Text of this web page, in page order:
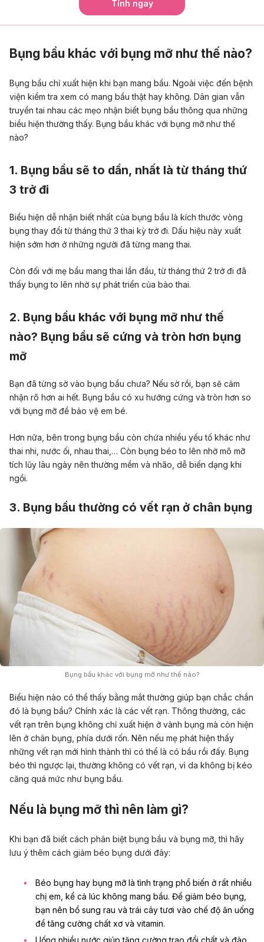
Tính ngay
Bụng bầu khác với bụng mỡ như thế nào?
Bụng bầu chỉ xuất hiện khi bạn mang bầu. Ngoài việc đến bệnh
viện kiểm tra xem có mang bầu thật hay không. Dân gian vẫn
truyền tai nhau các mẹo nhận biết bụng bầu thông qua những
biểu hiện thường thấy. Bụng bầu khác với bụng mỡ như thế
nào?
1. Bụng bầu sẽ to dần, nhất là từ tháng thứ
3 trở đi
Biểu hiện dễ nhận biết nhất của bụng bầu là kích thước vòng
bụng thay đổi từ tháng thứ 3 thai kỳ trở đi. Dấu hiệu này xuất
hiện sớm hơn ở những người đã từng mang thai.
Còn đối với mẹ bầu mang thai lần đầu , từ tháng thứ 2 trở đi đã
thấy bụng to lên nhờ sự phát triển của bào thai.
2. Bụng bầu khác với bụng mỡ như thế
nào? Bụng bầu sẽ cứng và tròn hơn bụng
mỡ
Bạn đã từng sờ vào bụng bầu chưa? Nếu sờ rồi, bạn sẽ cảm
nhận rõ hơn ai hết. Bụng bầu có xu hướng cứng và tròn hơn so
với bụng mỡ để bảo vệ em bé.
Hơn nữa, bên trong bụng bầu còn chứa nhiều yếu tố khác như
thai nhi, nước ối nhau thai ,… Còn bụng béo to lên nhờ mô mỡ
tích lũy lâu ngày nên thường mềm và nhão, dễ biến dạng khi
ngồi.
3. Bụng bầu thường có vết rạn ở chân bụng
Bụng bầu khác với bụng mỡ như thế nào?
Biểu hiện nào có thể thấy bằng mắt thường giúp bạn chắc chắn
đó là bụng bầu? Chính xác là các vết rạn. Thông thường, các
vết rạn trên bụng không chỉ xuất hiện ở vành bụng mà còn hiện
lên ở chân bụng, phía dưới rốn. Nên nếu mẹ phát hiện thấy
những vết rạn mới hình thành thì có thể là có bầu rồi đấy. Bụng
béo thì ngược lại, thường không có vết rạn, vì da không bị kéo
căng quá mức như bụng bầu.
Nếu là bụng mỡ thì nên làm gì?
Khi bạn đã biết cách phân biệt bụng bầu và bụng mỡ, thì hãy
lưu ý thêm cách giảm béo bụng dưới đây:
Béo bụng hay bụng mỡ là tình trạng phổ biến ở rất nhiều
chị em, kể cả lúc không mang bầu. Để giảm béo bụng,
bạn nên bổ sung rau và trái cây tươi vào chế độ ăn uống
để tăng cường chất xơ và vitamin.